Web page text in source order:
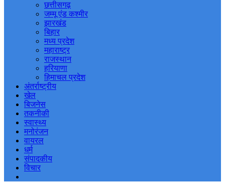
छत्तीसगढ़
जम्मू एंड कश्मीर
झारखंड
बिहार
मध्य प्रदेश
महाराष्ट्र
राजस्थान
हरियाणा
हिमाचल प्रदेश
अंतर्राष्ट्रीय
खेल
बिजनेस
तकनीकी
स्वास्थ्य
मनोरंजन
वायरल
धर्म
संपादकीय
विचार